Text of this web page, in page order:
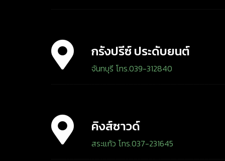
กรังปรีซ์ ประดับยนต์
จันทบุรี โทร.039-312840
คิงส์ซาวด์
สระแก้ว โทร.037-231645